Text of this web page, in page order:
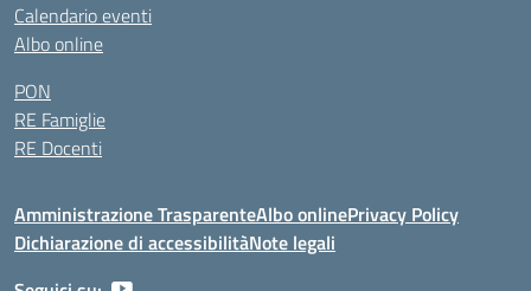
Calendario eventi
Albo online
PON
RE Famiglie
RE Docenti
Amministrazione TrasparenteAlbo onlinePrivacy Policy
Dichiarazione di accessibilitàNote legali